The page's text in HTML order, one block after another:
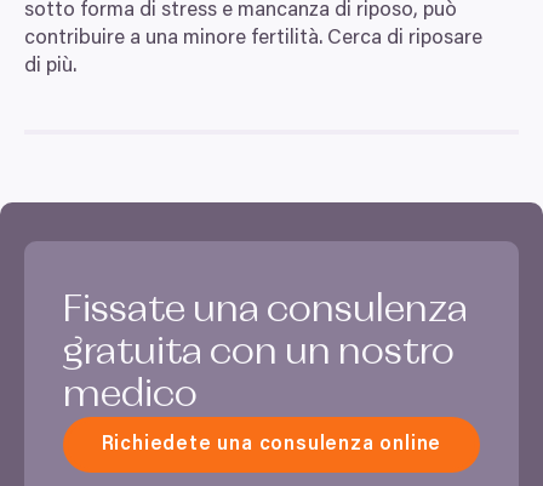
sotto forma di stress e mancanza di riposo, può
contribuire a una minore fertilità. Cerca di riposare
di più.
Fissate una consulenza
gratuita con un nostro
medico
Richiedete una consulenza online